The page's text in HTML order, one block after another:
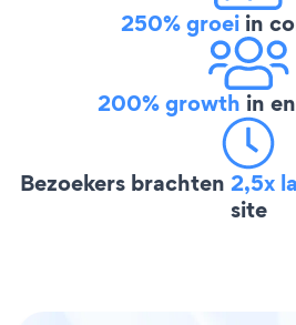
250% groei in
200% growth in
Bezoekers brachten 2,5x
site